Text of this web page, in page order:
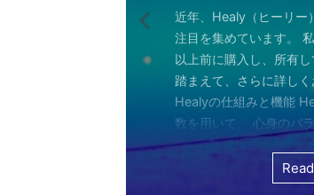
地面に落ちる繊細な音
ニーは、 私たちの心に
れます。 雨は大地だけ
となく、 降り続ける雨
予定していた釣りができ
ました。 でも、温かい
って雨景色を眺めてい
てきたのです。 雨は自
を洗い流し、植物に命
の花粉、そして黄砂ヤ
して、目をゴロゴロさ
日々。 朝起きたときか
ます。 先日、電車の中
ィッシュを使い果たし
ような状態で、まるで「
そんな辛い朝、ふと考え
戦いって、進学や就職
と。 先の見えない不安
近年、Healy（ヒーリー
注目を集めています。
以上前に購入し、所有
踏まえて、さらに詳しく
Healyの仕組みと機能
数を用いて、 心身のバ
としたウェアラブルデバ
と連携し、電極を介し
とで、 個人の必要とす
ですが、 気づいたら政
ばかり見ていました。
悪行、財務省解体、１０
別にそれを見て何かが
に、 どんどんハマって
自分の心のモヤモヤを代
でしょうか？ つい次々
て、気づいたら めちゃ
した！（笑） どうして
と、 今、全然そうなっ
い。お金もない。自由
まにそれでもいいわと
んなことは問題じゃなく
ことだけで幸せという
うときかといえば 今こ
今を楽しんでいるとき
ました。 氷に穴をあけ
正月という感覚はあり
が明けて、 いつの間に
書くと、新年から暗い
歳をとったということ
しくてきつかったので
と思うことはあります
ているのか？ 我々の現
が、 未来を見ちゃった
なー みたいなブログを
とは Healyはドイツで
新の人工知能を利用し
です。 弱い電気パルス
スのとれた状態にする
基づいて設計された小
胞レベルで人体を調整し
します。 そうなんです
ん。 というのも しば
入してしまいました。
ipad Pro(初代）とはお
たわけでもなく、iPad
ったので 変えなくても
す（笑） こういうの重
からやるというノリ。
子はすごくいい。
のだけでも めちゃくち
いて触れてみる。 こち
バイスです。 買う時も
やっぱり限られた人生
を送りたいじゃないで
は仕方ないし 試してみ
ました。 それでです。
っていたのはいたのです
くなっているという実
宗教と同じで 一人でや
な通訳だと思う水原さ
それも違法賭博か・・
賭博が原因で解雇とは
分は特に野球が好きと
わけではないし、 水原
でもない。 でもねえ・
を考えるとなんかつら
金を背負いながら 何と
一生懸命仕事していた